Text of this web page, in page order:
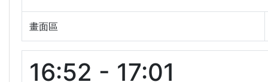
畫面區
16:52 - 17:01